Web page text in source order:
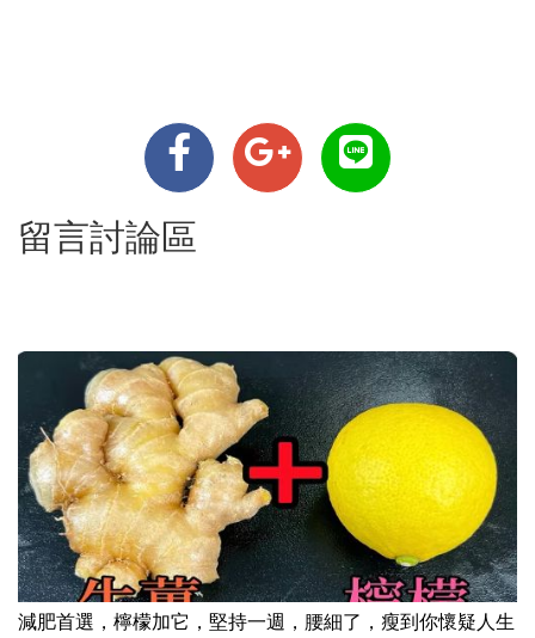
留言討論區
減肥首選，檸檬加它，堅持一週，腰細了，瘦到你懷疑人生